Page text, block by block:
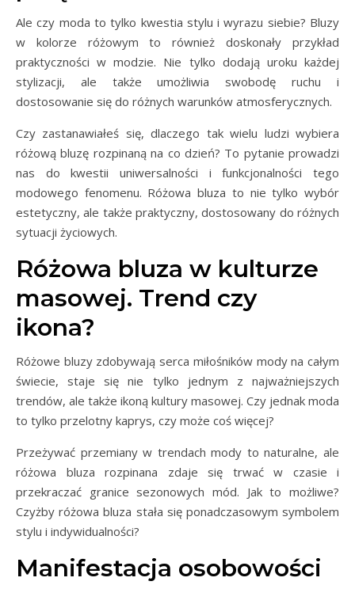
Ale czy moda to tylko kwestia stylu i wyrazu siebie? Bluzy
w kolorze różowym to również doskonały przykład
praktyczności w modzie. Nie tylko dodają uroku każdej
stylizacji, ale także umożliwia swobodę ruchu i
dostosowanie się do różnych warunków atmosferycznych.
Czy zastanawiałeś się, dlaczego tak wielu ludzi wybiera
różową bluzę rozpinaną na co dzień? To pytanie prowadzi
nas do kwestii uniwersalności i funkcjonalności tego
modowego fenomenu. Różowa bluza to nie tylko wybór
estetyczny, ale także praktyczny, dostosowany do różnych
sytuacji życiowych.
Różowa bluza w kulturze
masowej. Trend czy
ikona?
Różowe bluzy zdobywają serca miłośników mody na całym
świecie, staje się nie tylko jednym z najważniejszych
trendów, ale także ikoną kultury masowej. Czy jednak moda
to tylko przelotny kaprys, czy może coś więcej?
Przeżywać przemiany w trendach mody to naturalne, ale
różowa bluza rozpinana zdaje się trwać w czasie i
przekraczać granice sezonowych mód. Jak to możliwe?
Czyżby różowa bluza stała się ponadczasowym symbolem
stylu i indywidualności?
Manifestacja osobowości